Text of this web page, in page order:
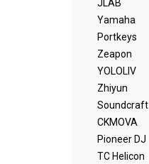
JLAB
Yamaha
Portkeys
Zeapon
YOLOLIV
Zhiyun
Soundcraft
CKMOVA
Pioneer DJ
TC Helicon